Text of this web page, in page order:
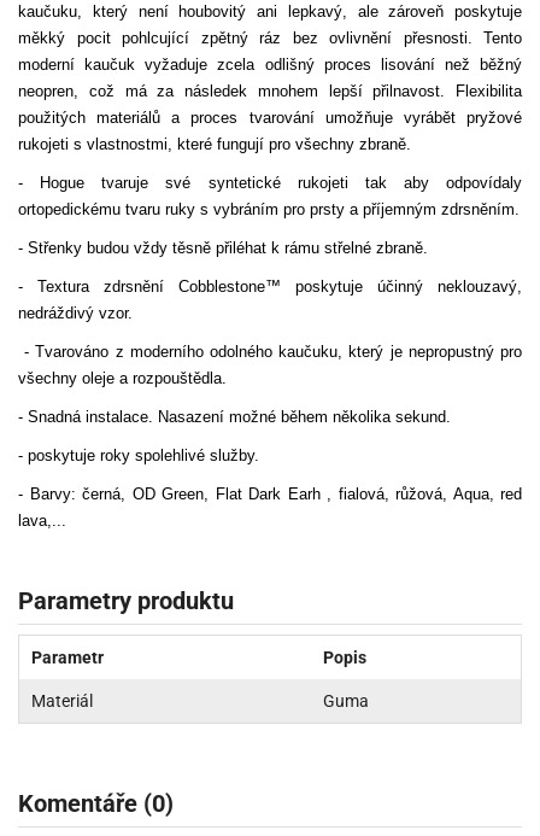
kaučuku, který není houbovitý ani lepkavý, ale zároveň poskytuje
měkký pocit pohlcující zpětný ráz bez ovlivnění přesnosti. Tento
moderní kaučuk vyžaduje zcela odlišný proces lisování než běžný
neopren, což má za následek mnohem lepší přilnavost. Flexibilita
použitých materiálů a proces tvarování umožňuje vyrábět pryžové
rukojeti s vlastnostmi, které fungují pro všechny zbraně.
- Hogue tvaruje své syntetické rukojeti tak aby odpovídaly
ortopedickému tvaru ruky s vybráním pro prsty a příjemným zdrsněním.
- Střenky budou vždy těsně přiléhat k rámu střelné zbraně.
- Textura zdrsnění Cobblestone™ poskytuje účinný neklouzavý,
nedráždivý vzor.
- Tvarováno z moderního odolného kaučuku, který je nepropustný pro
všechny oleje a rozpouštědla.
- Snadná instalace. Nasazení možné během několika sekund.
- poskytuje roky spolehlivé služby.
- Barvy: černá, OD Green, Flat Dark Earh , fialová, růžová, Aqua, red
lava,...
Parametry produktu
Parametr Popis
Materiál Guma
Komentáře (0)